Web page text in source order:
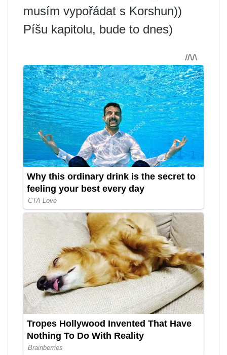
musím vypořádat s Korshun))
Píšu kapitolu, bude to dnes)